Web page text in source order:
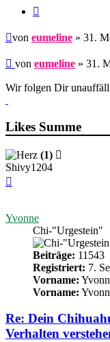
Beitrag
von eumeline » 31.
Beitrag
von eumeline » 31.
Wir folgen Dir
Likes Summe
(1)
Shivy1204
Yvonne
Chi-"Urgestein"
Beiträge: 11543
Registriert: 7.
Vorname:
Vorname:
Re: Dein
Verhalten